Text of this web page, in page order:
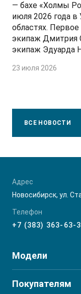
— бахе «Холмы
июля 2026 года в
областях.
экипаж Дмитрия
экипаж Эдуарда
23 июля 2026
ВСЕ НОВОСТИ
Адрес
Новосибирск, ул.
Телефон
+7 (383) 363-63-
Модели
JS3
Покупателям